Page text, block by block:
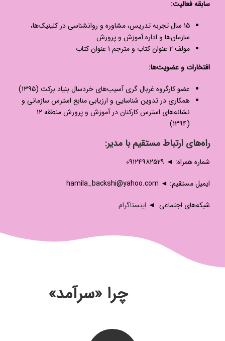
سابقه فعالیت:
۱۵ سال تجربه تدریس، مشاوره و روانشناسی در کلینیک‌ها،
سازمان‌ها و اداره آموزش و پرورش.
مولف ۲ عنوان کتاب و مترجم ۱ عنوان کتاب
افتخارات و عضویت‌ها:
عضو کارگروه غربال گری آسیب‌های خردسال بنیاد برکت (۱۳۹۵)
همکاری در تدوین شناسایی و ارزیابی منابع استرس سازمانی و
نشانه‌های استرس کارکنان در آموزش و پرورش منطقه ۱۲
(۱۳۹۴)
راه‌های ارتباط مستقیم با مدیر:
شماره همراه: ◄ ۰۹۱۲۴۹۸۲۵۲۹
ایمیل مستقیم: ◄ hamila_backshi@yahoo.com
شبکه‌های اجتماعی: ◄ اینستاگرام
چرا «سرآمد»